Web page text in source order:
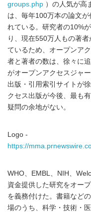
groups.php ）の人気が高
は、毎年100万本の論文
れている。研究者の10%
り、現在550万人もの著
ているため、オープンア
者と著者の数は、徐々に
がオープンアクセスジャ
出版・引用索引サイトが
クセス出版が今後、最も
疑問の余地がない。
Logo -
https://
WHO、EMBL、NIH、
資金提供した研究をオー
を義務付けた。書籍など
場のうち、科学・技術・